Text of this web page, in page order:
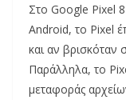
Στο Google Pixel
Android, το Pixel
και αν βρισκόταν
Παράλληλα, το
μεταφοράς